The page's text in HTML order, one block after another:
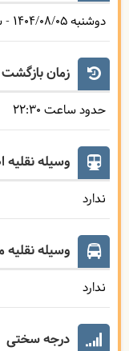
دوشنبه1404/08/05
-
زمان بازگشت
حدود ساعت 22:30
وسیله نقلیه
ندارد
وسیله
ندارد
درجه سختی